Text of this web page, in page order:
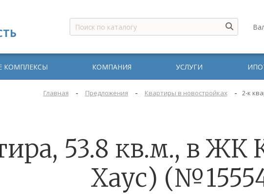
КОМПЛЕКСЫ КОМПАНИЯ УСЛУГИ
Главная - Предложения - Квартиры в новостройках - 2-к
53.8 кв.м., в ЖК
Хаус)